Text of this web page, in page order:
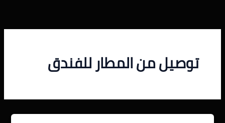
المحتوى
توصيل من المطار للفندق